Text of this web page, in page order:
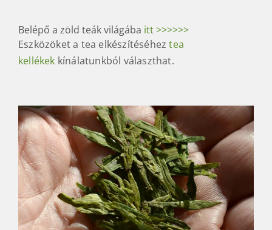
Belépő a zöld teák világába itt >>>>>>
Eszközöket a tea elkészítéséhez tea
kellékek kínálatunkból választhat.